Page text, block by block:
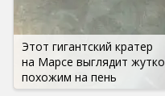
Этот гигантский кратер
на Марсе выглядит жутко
похожим на пень